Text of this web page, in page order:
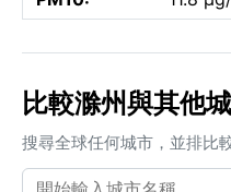
比較滁州與其他
搜尋全球任何城市，並排比